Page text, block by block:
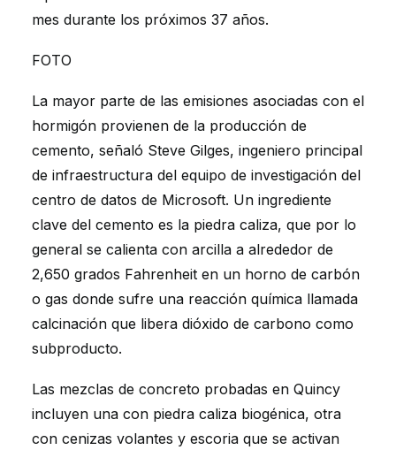
mes durante los próximos 37 años.
FOTO
La mayor parte de las emisiones asociadas con el
hormigón provienen de la producción de
cemento, señaló Steve Gilges, ingeniero principal
de infraestructura del equipo de investigación del
centro de datos de Microsoft. Un ingrediente
clave del cemento es la piedra caliza, que por lo
general se calienta con arcilla a alrededor de
2,650 grados Fahrenheit en un horno de carbón
o gas donde sufre una reacción química llamada
calcinación que libera dióxido de carbono como
subproducto.
Las mezclas de concreto probadas en Quincy
incluyen una con piedra caliza biogénica, otra
con cenizas volantes y escoria que se activan